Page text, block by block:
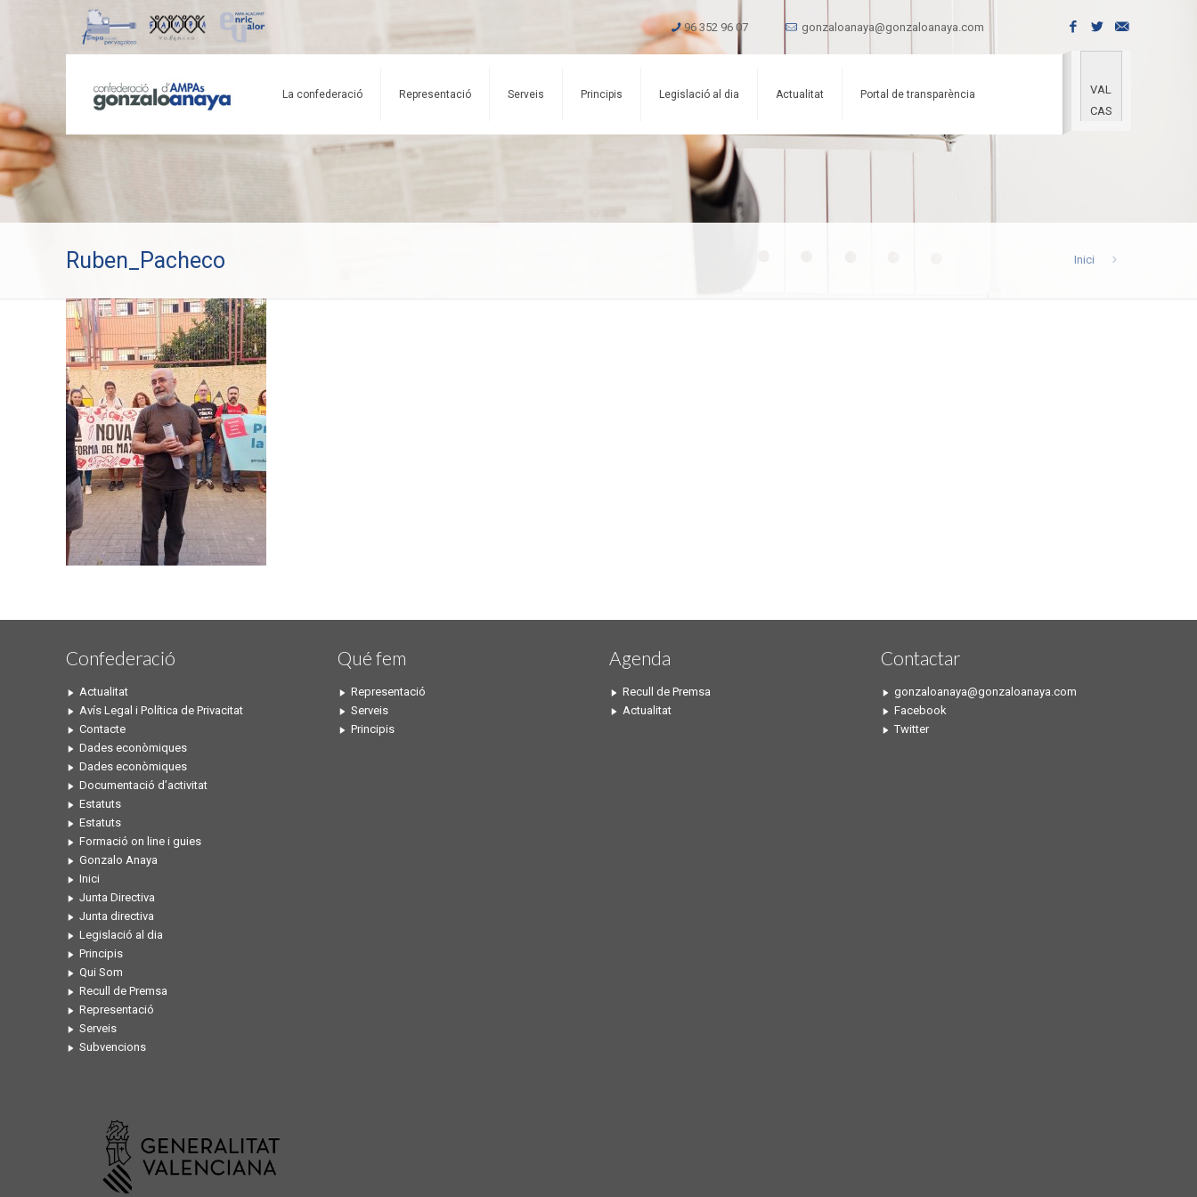
96 352 96 07 gonzaloanaya@gonzaloanaya.com
La confederació Representació Serveis Principis Legislació al dia Actualitat Portal de transparència
VAL
CAS
Ruben_Pacheco Inici
Confederació
Actualitat
Avís Legal i Política de Privacitat
Contacte
Dades econòmiques
Dades econòmiques
Documentació d’activitat
Estatuts
Estatuts
Formació on line i guies
Gonzalo Anaya
Inici
Junta Directiva
Junta directiva
Legislació al dia
Principis
Qui Som
Recull de Premsa
Representació
Serveis
Subvencions
Qué fem
Representació
Serveis
Principis
Agenda
Recull de Premsa
Actualitat
Contactar
gonzaloanaya@gonzaloanaya.com
Facebook
Twitter